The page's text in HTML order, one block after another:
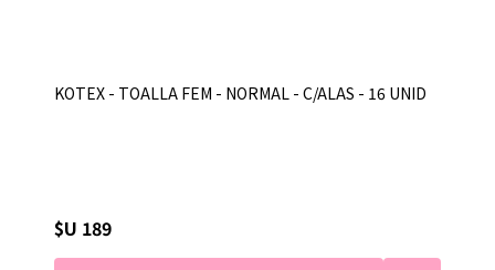
KOTEX - TOALLA FEM - NORMAL - C/ALAS - 16 UNID
$U 189